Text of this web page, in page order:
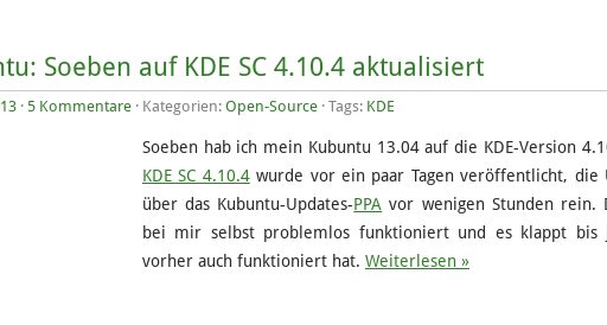
Soeben auf KDE SC 4.10.4 aktualisiert
· 5 Kommentare · Kategorien: Open-Source · Tags: KDE
Soeben hab ich mein Kubuntu 13.04 auf die KDE-Version
KDE SC 4.10.4wurde vor ein paar Tagen veröffentlicht, die
über das Kubuntu-Updates-PPA vor wenigen Stunden rein.
bei mir selbst problemlos funktioniert und es klappt bis
vorher auch funktioniert hat. Weiterlesen »